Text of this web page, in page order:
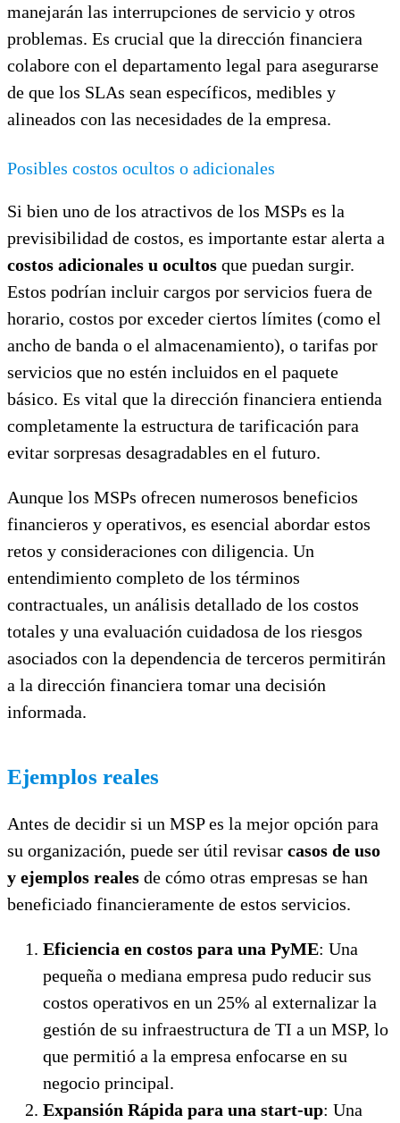
manejarán las interrupciones de servicio y otros
problemas. Es crucial que la dirección financiera
colabore con el departamento legal para asegurarse
de que los SLAs sean específicos, medibles y
alineados con las necesidades de la empresa.
Posibles costos ocultos o adicionales
Si bien uno de los atractivos de los MSPs es la
previsibilidad de costos, es importante estar alerta a
costos adicionales u ocultos que puedan surgir.
Estos podrían incluir cargos por servicios fuera de
horario, costos por exceder ciertos límites (como el
ancho de banda o el almacenamiento), o tarifas por
servicios que no estén incluidos en el paquete
básico. Es vital que la dirección financiera entienda
completamente la estructura de tarificación para
evitar sorpresas desagradables en el futuro.
Aunque los MSPs ofrecen numerosos beneficios
financieros y operativos, es esencial abordar estos
retos y consideraciones con diligencia. Un
entendimiento completo de los términos
contractuales, un análisis detallado de los costos
totales y una evaluación cuidadosa de los riesgos
asociados con la dependencia de terceros permitirán
a la dirección financiera tomar una decisión
informada.
Ejemplos reales
Antes de decidir si un MSP es la mejor opción para
su organización, puede ser útil revisar casos de uso
y ejemplos reales de cómo otras empresas se han
beneficiado financieramente de estos servicios.
Eficiencia en costos para una PyME: Una
pequeña o mediana empresa pudo reducir sus
costos operativos en un 25% al externalizar la
gestión de su infraestructura de TI a un MSP, lo
que permitió a la empresa enfocarse en su
negocio principal.
Expansión Rápida para una start-up: Una